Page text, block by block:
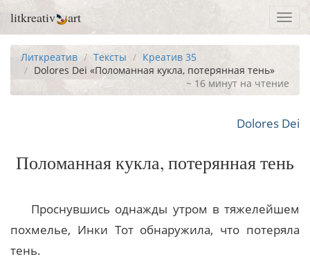
litkreativ art
Литкреатив Тексты
Креатив 35
Dolores Dei «Поломанная кукла, потерянная тень»
~ 16 минут на чтение
Dolores Dei
Поломанная кукла, потерянная тень
Проснувшись однажды утром в тяжелейшем
похмелье, Инки Тот обнаружила, что потеряла
тень.